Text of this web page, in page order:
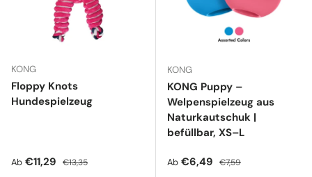
KONG
Floppy Knots
Hundespielzeug
Verkaufspreis
Ab €11,29 Normaler Preis
€13,35
KONG
KONG Puppy –
Welpenspielzeug aus
Naturkautschuk |
befüllbar, XS–L
Verkaufspreis
Ab €6,49 Normaler Preis
€7,59